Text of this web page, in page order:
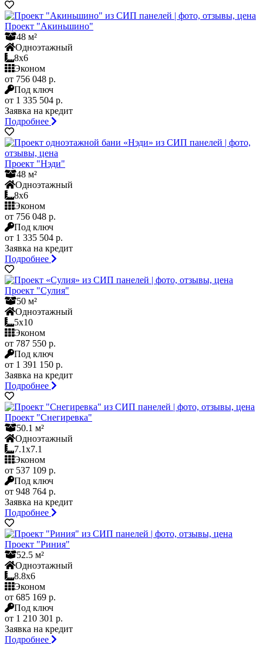
Проект "Акиньшино"
48 м²
Одноэтажный
8x6
Эконом
от 756 048 р.
Под ключ
от 1 335 504 р.
Заявка на кредит
Подробнее
Проект "Нэди"
48 м²
Одноэтажный
8x6
Эконом
от 756 048 р.
Под ключ
от 1 335 504 р.
Заявка на кредит
Подробнее
Проект "Сулия"
50 м²
Одноэтажный
5x10
Эконом
от 787 550 р.
Под ключ
от 1 391 150 р.
Заявка на кредит
Подробнее
Проект "Снегиревка"
50.1 м²
Одноэтажный
7.1x7.1
Эконом
от 537 109 р.
Под ключ
от 948 764 р.
Заявка на кредит
Подробнее
Проект "Риния"
52.5 м²
Одноэтажный
8.8x6
Эконом
от 685 169 р.
Под ключ
от 1 210 301 р.
Заявка на кредит
Подробнее